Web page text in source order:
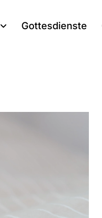
Gottesdienste